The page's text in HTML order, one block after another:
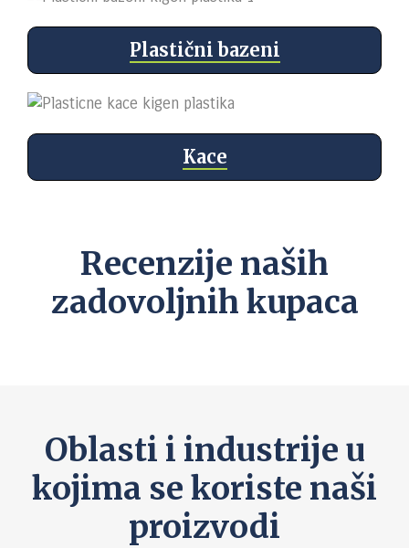
Plastični bazeni
Kace
Recenzije naših
zadovoljnih kupaca
Oblasti i industrije u
kojima se koriste naši
proizvodi